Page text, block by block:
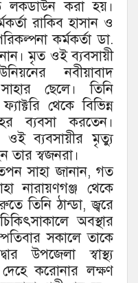
লকডাউন করা হয়।
রাকিব হাসান ও
কর্মকর্তা ডা.
মৃত ওই ব্যবসায়ী
নবীয়াবাদ
ছেলে। তিনি
থেকে বিভিন্ন
ব্যবসা করতেন।
ওই ব্যবসায়ীর মৃত্যু
তার স্বজনরা।
সাহা জানান, গত
নারায়ণগঞ্জ থেকে
তিনি ঠান্ডা, জ্বরে
অবস্থার
সকালে তাকে
উপজেলা স্বাস্থ্য
দেহে করোনার লক্ষণ